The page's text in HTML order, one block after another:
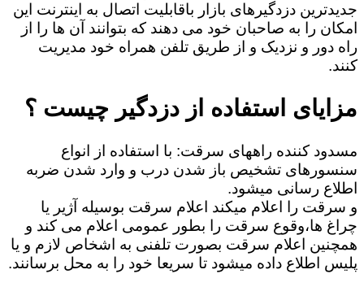
جدیدترین دزدگیرهای بازار باقابلیت اتصال به اینترنت این
امکان را به صاحبان خود می دهند که بتوانند آن ها را از
راه دور و نزدیک و از طریق تلفن همراه خود مدیریت
کنند.
مزایای استفاده از دزدگیر چیست ؟
مسدود کننده راههای سرقت: با استفاده از انواع
سنسورهای تشخیص باز شدن درب و وارد شدن ضربه
اطلاع رسانی میشود.
و سرقت را اعلام میکند اعلام سرقت بوسیله آژیر یا
چراغ ها،وقوع سرقت را بطور عمومی اعلام می کند و
همچنین اعلام سرقت بصورت تلفنی به اشخاص لازم و یا
پلیس اطلاع داده میشود تا سریعا خود را به محل برسانند.